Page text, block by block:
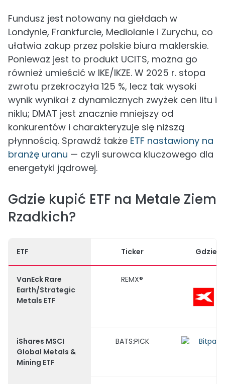
Fundusz jest notowany na giełdach w
Londynie, Frankfurcie, Mediolanie i Zurychu, co
ułatwia zakup przez polskie biura maklerskie.
Ponieważ jest to produkt UCITS, można go
również umieścić w IKE/IKZE. W 2025 r. stopa
zwrotu przekroczyła 125 %, lecz tak wysoki
wynik wynikał z dynamicznych zwyżek cen litu i
niklu; DMAT jest znacznie mniejszy od
konkurentów i charakteryzuje się niższą
płynnością. Sprawdź także ETF nastawiony na
branżę uranu — czyli surowca kluczowego dla
energetyki jądrowej.
Gdzie kupić ETF na Metale Ziem
Rzadkich?
ETF Ticker Gdzie
VanEck Rare
Earth/Strategic
Metals ETF
REMX®
iShares MSCI
Global Metals &
Mining ETF
BATS:PICK